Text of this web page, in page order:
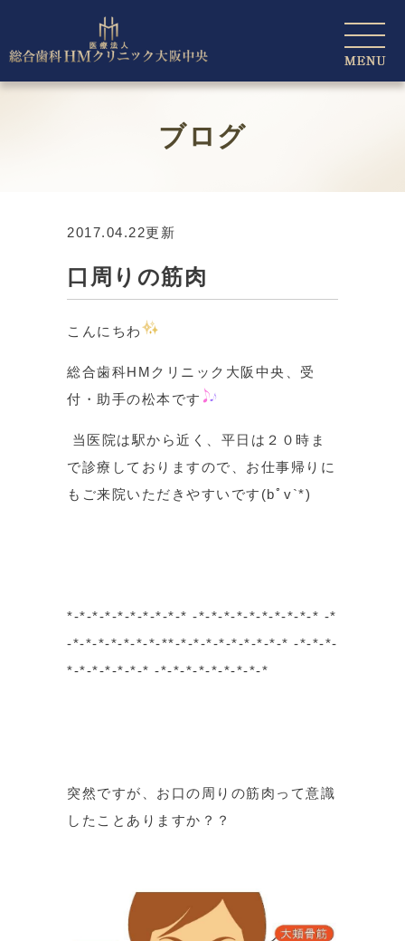
ブログ
2017.04.22更新
口周りの筋肉
こんにちわ
総合歯科HMクリニック大阪中央、受
付・助手の松本です
当医院は駅から近く、平日は２０時ま
で診療しておりますので、お仕事帰りに
もご来院いただきやすいです(bﾟv`*)
*-*-*-*-*-*-*-*-*-* -*-*-*-*-*-*-*-*-*-* -*
-*-*-*-*-*-*-*-**-*-*-*-*-*-*-*-*-* -*-*-*-
*-*-*-*-*-*-* -*-*-*-*-*-*-*-*-*
突然ですが、お口の周りの筋肉って意識
したことありますか？？